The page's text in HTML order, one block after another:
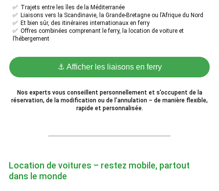
✅ Trajets entre les îles de la Méditerranée
✅ Liaisons vers la Scandinavie, la Grande-Bretagne ou l’Afrique du Nord
✅ Et bien sûr, des itinéraires internationaux en ferry
✅ Offres combinées comprenant le ferry, la location de voiture et
l’hébergement
⚓ Afficher les liaisons en ferry
Nos experts vous conseillent personnellement et s’occupent de la
réservation, de la modification ou de l’annulation – de manière flexible,
rapide et personnalisée.
Location de voitures – restez mobile, partout
dans le monde